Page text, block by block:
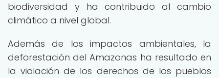
biodiversidad y ha contribuido al cambio
climático a nivel global.
Además de los impactos ambientales, la
deforestación del Amazonas ha resultado en
la violación de los derechos de los pueblos